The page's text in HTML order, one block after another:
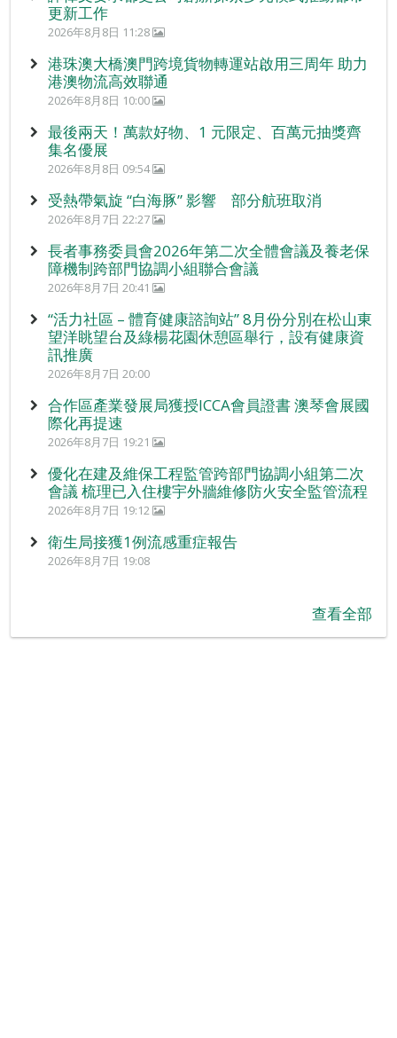
更新工作
2026年8月8日 11:28
港珠澳大橋澳門跨境貨物轉運站啟用三周年 助力
港澳物流高效聯通
2026年8月8日 10:00
最後兩天！萬款好物、1 元限定、百萬元抽獎齊
集名優展
2026年8月8日 09:54
受熱帶氣旋 “白海豚” 影響 部分航班取消
2026年8月7日 22:27
長者事務委員會2026年第二次全體會議及養老保
障機制跨部門協調小組聯合會議
2026年8月7日 20:41
“活力社區 – 體育健康諮詢站” 8月份分別在松山東
望洋眺望台及綠楊花園休憩區舉行，設有健康資
訊推廣
2026年8月7日 20:00
合作區產業發展局獲授ICCA會員證書 澳琴會展國
際化再提速
2026年8月7日 19:21
優化在建及維保工程監管跨部門協調小組第二次
會議 梳理已入住樓宇外牆維修防火安全監管流程
2026年8月7日 19:12
衛生局接獲1例流感重症報告
2026年8月7日 19:08
查看全部